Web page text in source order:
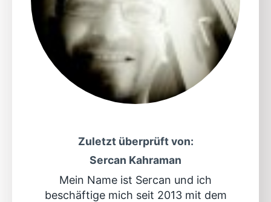
Zuletzt überprüft von:
Sercan Kahraman
Mein Name ist Sercan und ich
beschäftige mich seit 2013 mit dem